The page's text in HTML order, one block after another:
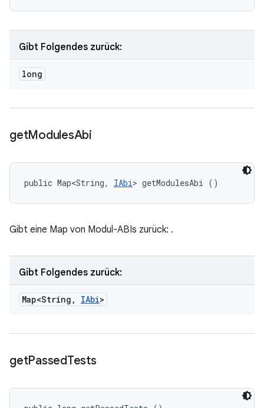
Gibt Folgendes zurück:
long
getModulesAbi
public Map<String, IAbi> getModulesAbi ()
Gibt eine Map von Modul-ABIs zurück: .
Gibt Folgendes zurück:
Map<String , IAbi>
getPassedTests